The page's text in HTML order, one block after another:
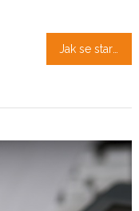
Jak se starat o vířivku?